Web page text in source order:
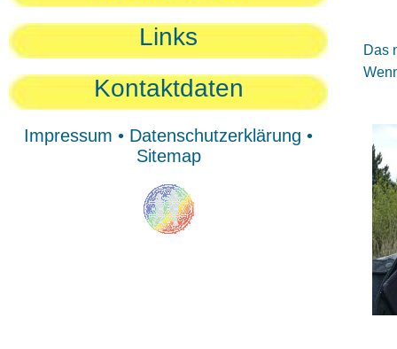
Links
Kontaktdaten
Impressum • Datenschutzerklärung •
Sitemap
Das